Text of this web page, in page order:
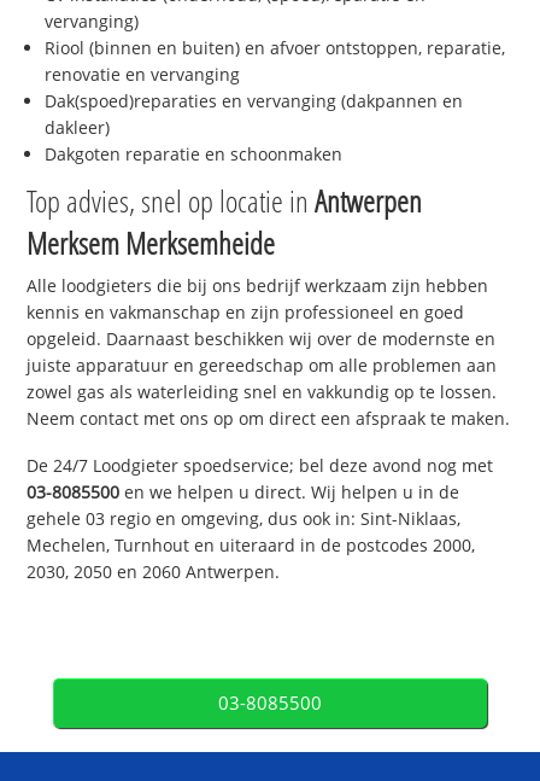
vervanging)
Riool (binnen en buiten) en afvoer ontstoppen, reparatie,
renovatie en vervanging
Dak(spoed)reparaties en vervanging (dakpannen en
dakleer)
Dakgoten reparatie en schoonmaken
Top advies, snel op locatie inAntwerpen
Merksem Merksemheide
Alle loodgieters die bij ons bedrijf werkzaam zijn hebben
kennis en vakmanschap en zijn professioneel en goed
opgeleid. Daarnaast beschikken wij over de modernste en
juiste apparatuur en gereedschap om alle problemen aan
zowel gas als waterleiding snel en vakkundig op te lossen.
Neem contact met ons op om direct een afspraak te maken.
De 24/7 Loodgieter spoedservice; bel deze avond nog met
03-8085500 en we helpen u direct. Wij helpen u in de
gehele 03 regio en omgeving, dus ook in: Sint-Niklaas,
Mechelen, Turnhout en uiteraard in de postcodes 2000,
2030, 2050 en 2060 Antwerpen.
03-8085500